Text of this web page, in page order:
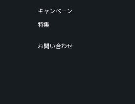
キャンペーン
特集
お問い合わせ